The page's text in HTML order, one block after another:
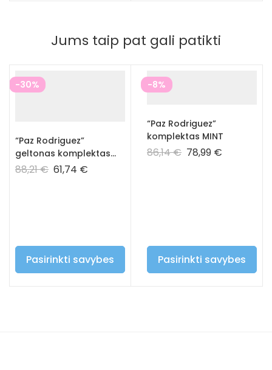
Jums taip pat gali patikti
-30%
“Paz Rodriguez”
geltonas komplektas
CIGUENA
88,21€ 61,74 €
Pasirinkti savybes
-8%
“Paz Rodriguez”
komplektas MINT
86,14€ 78,99 €
Pasirinkti savybes